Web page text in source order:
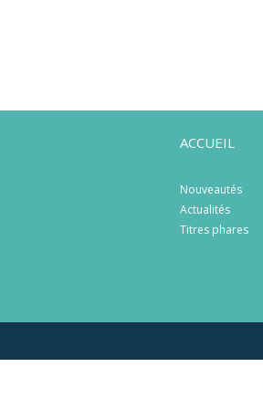
ACCUEIL
Nouveautés
Actualités
Titres phares